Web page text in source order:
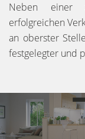
Neben einer
erfolgreichen
an oberster
festgelegter und